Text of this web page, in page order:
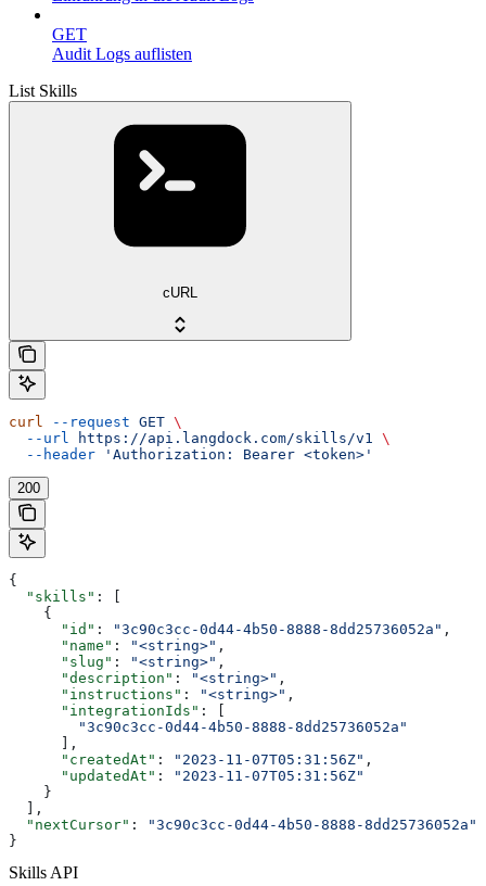
GET
Audit Logs auflisten
List Skills
cURL
curl --request GET \
  --url
https://api.langdock.com/skills/v1 \
  --header
'Authorization: Bearer <token>'
200
{
  "skills"
: [
    {
      "id"
: "3c90c3cc-0d44-4b50-8888-8dd25736052a" ,
      "name"
: "<string>" ,
      "slug"
: "<string>" ,
      "description"
: "<string>" ,
      "instructions"
: "<string>" ,
      "integrationIds"
: [
        "3c90c3cc-0d44-4b50-8888-8dd25736052a"
      ],
      "createdAt"
: "2023-11-07T05:31:56Z" ,
      "updatedAt"
:
"2023-11-07T05:31:56Z"
    }
  ],
  "nextCursor"
:
"3c90c3cc-0d44-4b50-8888-8dd25736052a"
}
Skills API